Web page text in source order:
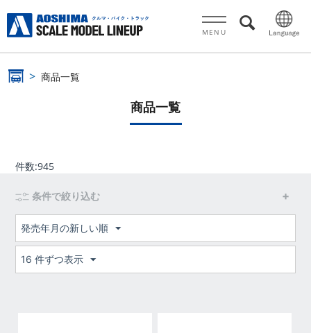
MENU
商品一覧
商品一覧
件数:945
条件で絞り込む
発売年月の新しい順
16 件ずつ表示